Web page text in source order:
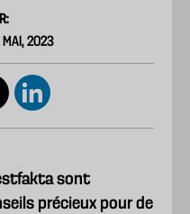
MAI, 2023
sont
précieux pour de